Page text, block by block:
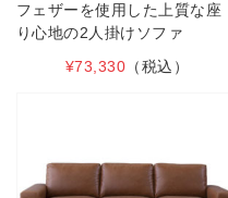
フェザーを使用した上質な座
り心地の2人掛けソファ
¥73,330 （税込）